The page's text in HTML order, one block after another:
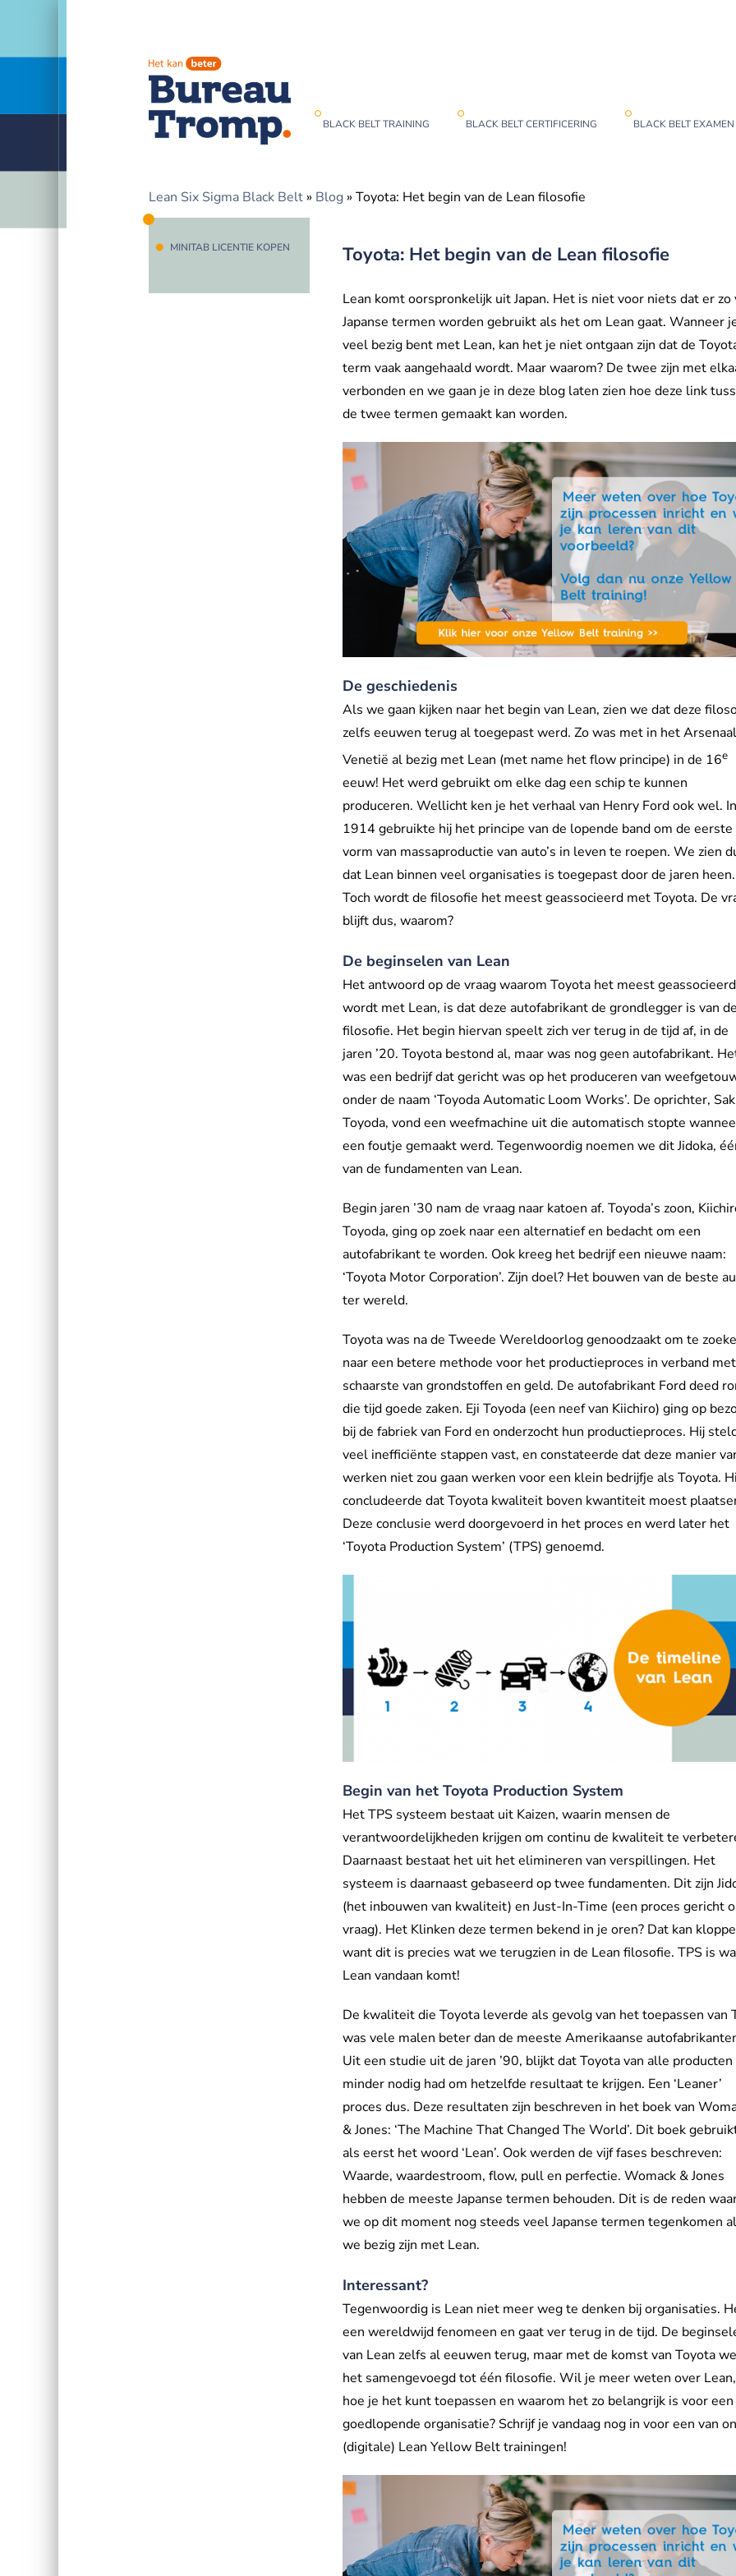
BLACK BELT TRAINING BLACK BELT CERTIFICERING BLACK BELT EXAMEN
Lean Six Sigma Black Belt » Blog » Toyota: Het begin van de Lean filosofie
MINITAB LICENTIE KOPEN Toyota: Het begin van de Lean filosofie
Lean komt oorspronkelijk uit Japan. Het is niet voor niets dat er zo
Japanse termen worden gebruikt als het om Lean gaat. Wanneer
veel bezig bent met Lean, kan het je niet ontgaan zijn dat de
term vaak aangehaald wordt. Maar waarom? De twee zijn met
verbonden en we gaan je in deze blog laten zien hoe deze link
de twee termen gemaakt kan worden.
De geschiedenis
Als we gaan kijken naar het begin van Lean, zien we dat deze
zelfs eeuwen terug al toegepast werd. Zo was met in het
Venetië al bezig met Lean (met name het flow principe) in de 16e
eeuw! Het werd gebruikt om elke dag een schip te kunnen
produceren. Wellicht ken je het verhaal van Henry Ford ook wel. In
1914 gebruikte hij het principe van de lopende band om de eerste
vorm van massaproductie van auto’s in leven te roepen. We zien
dat Lean binnen veel organisaties is toegepast door de jaren heen.
Toch wordt de filosofie het meest geassocieerd met Toyota. De
blijft dus, waarom?
De beginselen van Lean
Het antwoord op de vraag waarom Toyota het meest geassocieerd
wordt met Lean, is dat deze autofabrikant de grondlegger is van de
filosofie. Het begin hiervan speelt zich ver terug in de tijd af, in de
jaren ’20. Toyota bestond al, maar was nog geen autofabrikant.
was een bedrijf dat gericht was op het produceren van
onder de naam ‘Toyoda Automatic Loom Works’. De oprichter,
Toyoda, vond een weefmachine uit die automatisch stopte
een foutje gemaakt werd. Tegenwoordig noemen we dit Jidoka,
van de fundamenten van Lean.
Begin jaren ’30 nam de vraag naar katoen af. Toyoda’s zoon,
Toyoda, ging op zoek naar een alternatief en bedacht om een
autofabrikant te worden. Ook kreeg het bedrijf een nieuwe naam:
‘Toyota Motor Corporation’. Zijn doel? Het bouwen van de beste
ter wereld.
Toyota was na de Tweede Wereldoorlog genoodzaakt om te
naar een betere methode voor het productieproces in verband
schaarste van grondstoffen en geld. De autofabrikant Ford deed
die tijd goede zaken. Eji Toyoda (een neef van Kiichiro) ging op
bij de fabriek van Ford en onderzocht hun productieproces. Hij
veel inefficiënte stappen vast, en constateerde dat deze manier
werken niet zou gaan werken voor een klein bedrijfje als Toyota.
concludeerde dat Toyota kwaliteit boven kwantiteit moest
Deze conclusie werd doorgevoerd in het proces en werd later het
‘Toyota Production System’ (TPS) genoemd.
Begin van het Toyota Production System
Het TPS systeem bestaat uit Kaizen, waarin mensen de
verantwoordelijkheden krijgen om continu de kwaliteit te
Daarnaast bestaat het uit het elimineren van verspillingen. Het
systeem is daarnaast gebaseerd op twee fundamenten. Dit zijn
(het inbouwen van kwaliteit) en Just-In-Time (een proces gericht
vraag). Het Klinken deze termen bekend in je oren? Dat kan
want dit is precies wat we terugzien in de Lean filosofie. TPS is
Lean vandaan komt!
De kwaliteit die Toyota leverde als gevolg van het toepassen van
was vele malen beter dan de meeste Amerikaanse
Uit een studie uit de jaren ’90, blijkt dat Toyota van alle producten
minder nodig had om hetzelfde resultaat te krijgen. Een ‘Leaner’
proces dus. Deze resultaten zijn beschreven in het boek van
& Jones: ‘The Machine That Changed The World’. Dit boek
als eerst het woord ‘Lean’. Ook werden de vijf fases beschreven:
Waarde, waardestroom, flow, pull en perfectie. Womack & Jones
hebben de meeste Japanse termen behouden. Dit is de reden
we op dit moment nog steeds veel Japanse termen tegenkomen
we bezig zijn met Lean.
Interessant?
Tegenwoordig is Lean niet meer weg te denken bij organisaties.
een wereldwijd fenomeen en gaat ver terug in de tijd. De
van Lean zelfs al eeuwen terug, maar met de komst van Toyota
het samengevoegd tot één filosofie. Wil je meer weten over Lean,
hoe je het kunt toepassen en waarom het zo belangrijk is voor een
goedlopende organisatie? Schrijf je vandaag nog in voor een van
(digitale) Lean Yellow Belt trainingen!